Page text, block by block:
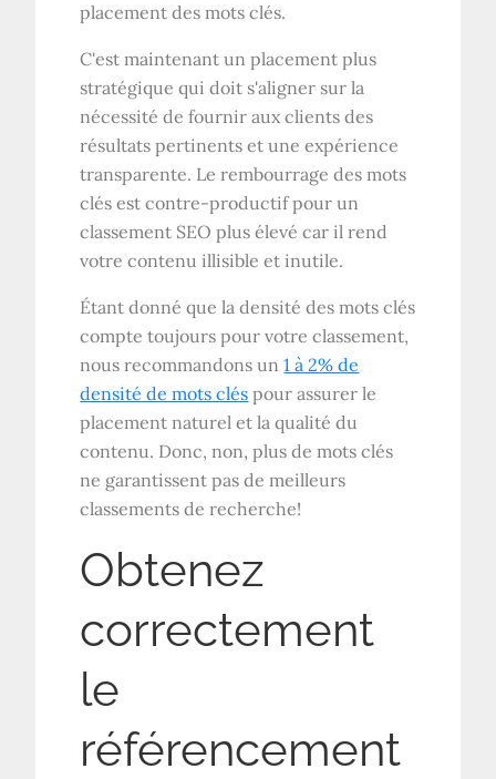
placement des mots clés.
C'est maintenant un placement plus
stratégique qui doit s'aligner sur la
nécessité de fournir aux clients des
résultats pertinents et une expérience
transparente. Le rembourrage des mots
clés est contre-productif pour un
classement SEO plus élevé car il rend
votre contenu illisible et inutile.
Étant donné que la densité des mots clés
compte toujours pour votre classement,
nous recommandons un1 à 2% de
densité de mots clés pour assurer le
placement naturel et la qualité du
contenu. Donc, non, plus de mots clés
ne garantissent pas de meilleurs
classements de recherche!
Obtenez
correctement
le
référencement